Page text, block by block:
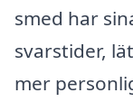
smed har
svarstider,
mer